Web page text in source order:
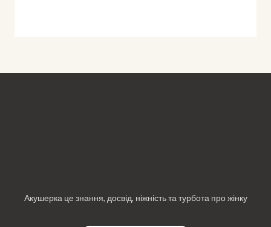
Акушерка це знання, досвід, ніжність та турбота про жінку